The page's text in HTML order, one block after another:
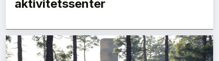
aktivitetssenter